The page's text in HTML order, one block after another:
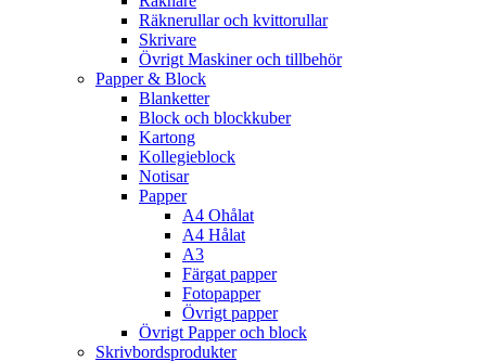
Räknerullar och kvittorullar
Skrivare
Övrigt Maskiner och tillbehör
Papper & Block
Blanketter
Block och blockkuber
Kartong
Kollegieblock
Notisar
Papper
A4 Ohålat
A4 Hålat
A3
Färgat papper
Fotopapper
Övrigt papper
Övrigt Papper och block
Skrivbordsprodukter